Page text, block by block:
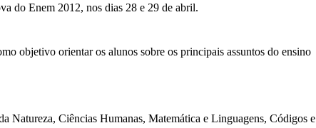
do Enem 2012, nos dias 28 e 29 de abril.
objetivo orientar os alunos sobre os principais assuntos do ensino
Natureza, Ciências Humanas, Matemática e Linguagens, Códigos e